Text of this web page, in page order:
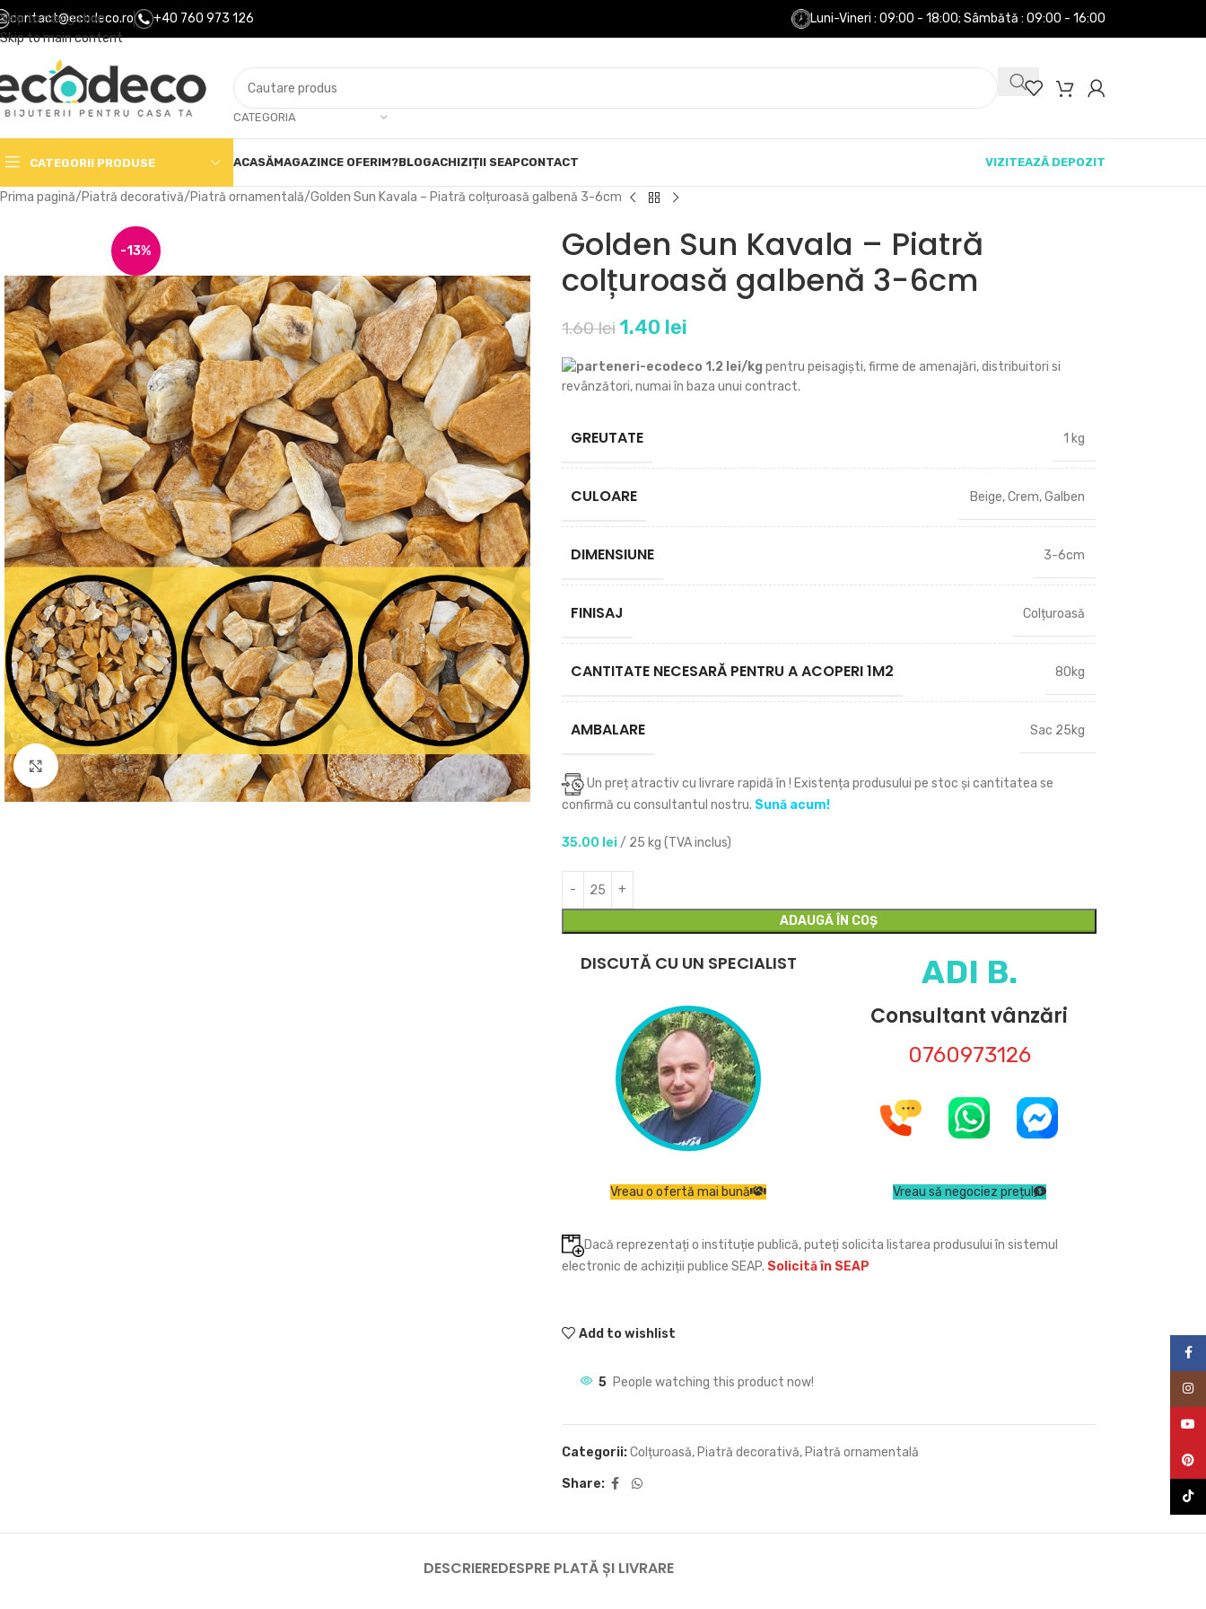
Skip to navigation
Skip to main content
contact@ecodeco.ro +40 760 973 126 Luni-Vineri : 09:00 - 18:00; Sâmbătă : 09:00 - 16:00
CATEGORIA
CATEGORII PRODUSE ACASĂMAGAZINCE OFERIM?BLOGACHIZIȚII SEAPCONTACT VIZITEAZĂ DEPOZIT
Prima pagină Piatră decorativă Piatră ornamentală Golden Sun Kavala – Piatră colțuroasă galbenă 3-6cm
-13%
Click to enlarge
Golden Sun Kavala – Piatră
colțuroasă galbenă 3-6cm
1.60lei 1.40 lei
1.2 lei/kg pentru peisagiști, firme de amenajări, distribuitori si
revânzători, numai în baza unui contract.
GREUTATE 1 kg
CULOARE Beige,Crem,Galben
DIMENSIUNE 3-6cm
FINISAJ Colțuroasă
CANTITATE NECESARĂ PENTRU A ACOPERI 1M2 80kg
AMBALARE Sac 25kg
Un preț atractiv cu livrare rapidă în ! Existența produsului pe stoc și cantitatea se
confirmă cu consultantul nostru. Sună acum!
35.00 lei/ 25 kg (TVA inclus)
ADAUGĂ ÎN COȘ
DISCUTĂ CU UN SPECIALIST ADI B.
Consultant vânzări
0760973126
Vreau o ofertă mai bună Vreau să negociez prețul
Dacă reprezentați o instituție publică, puteți solicita listarea produsului în sistemul
electronic de achiziții publice SEAP. Solicită în SEAP
Add to wishlist
5 People watching this product now!
Categorii:Colțuroasă, Piatră decorativă, Piatră ornamentală
Share:
DESCRIEREDESPRE PLATĂ ȘI LIVRARE